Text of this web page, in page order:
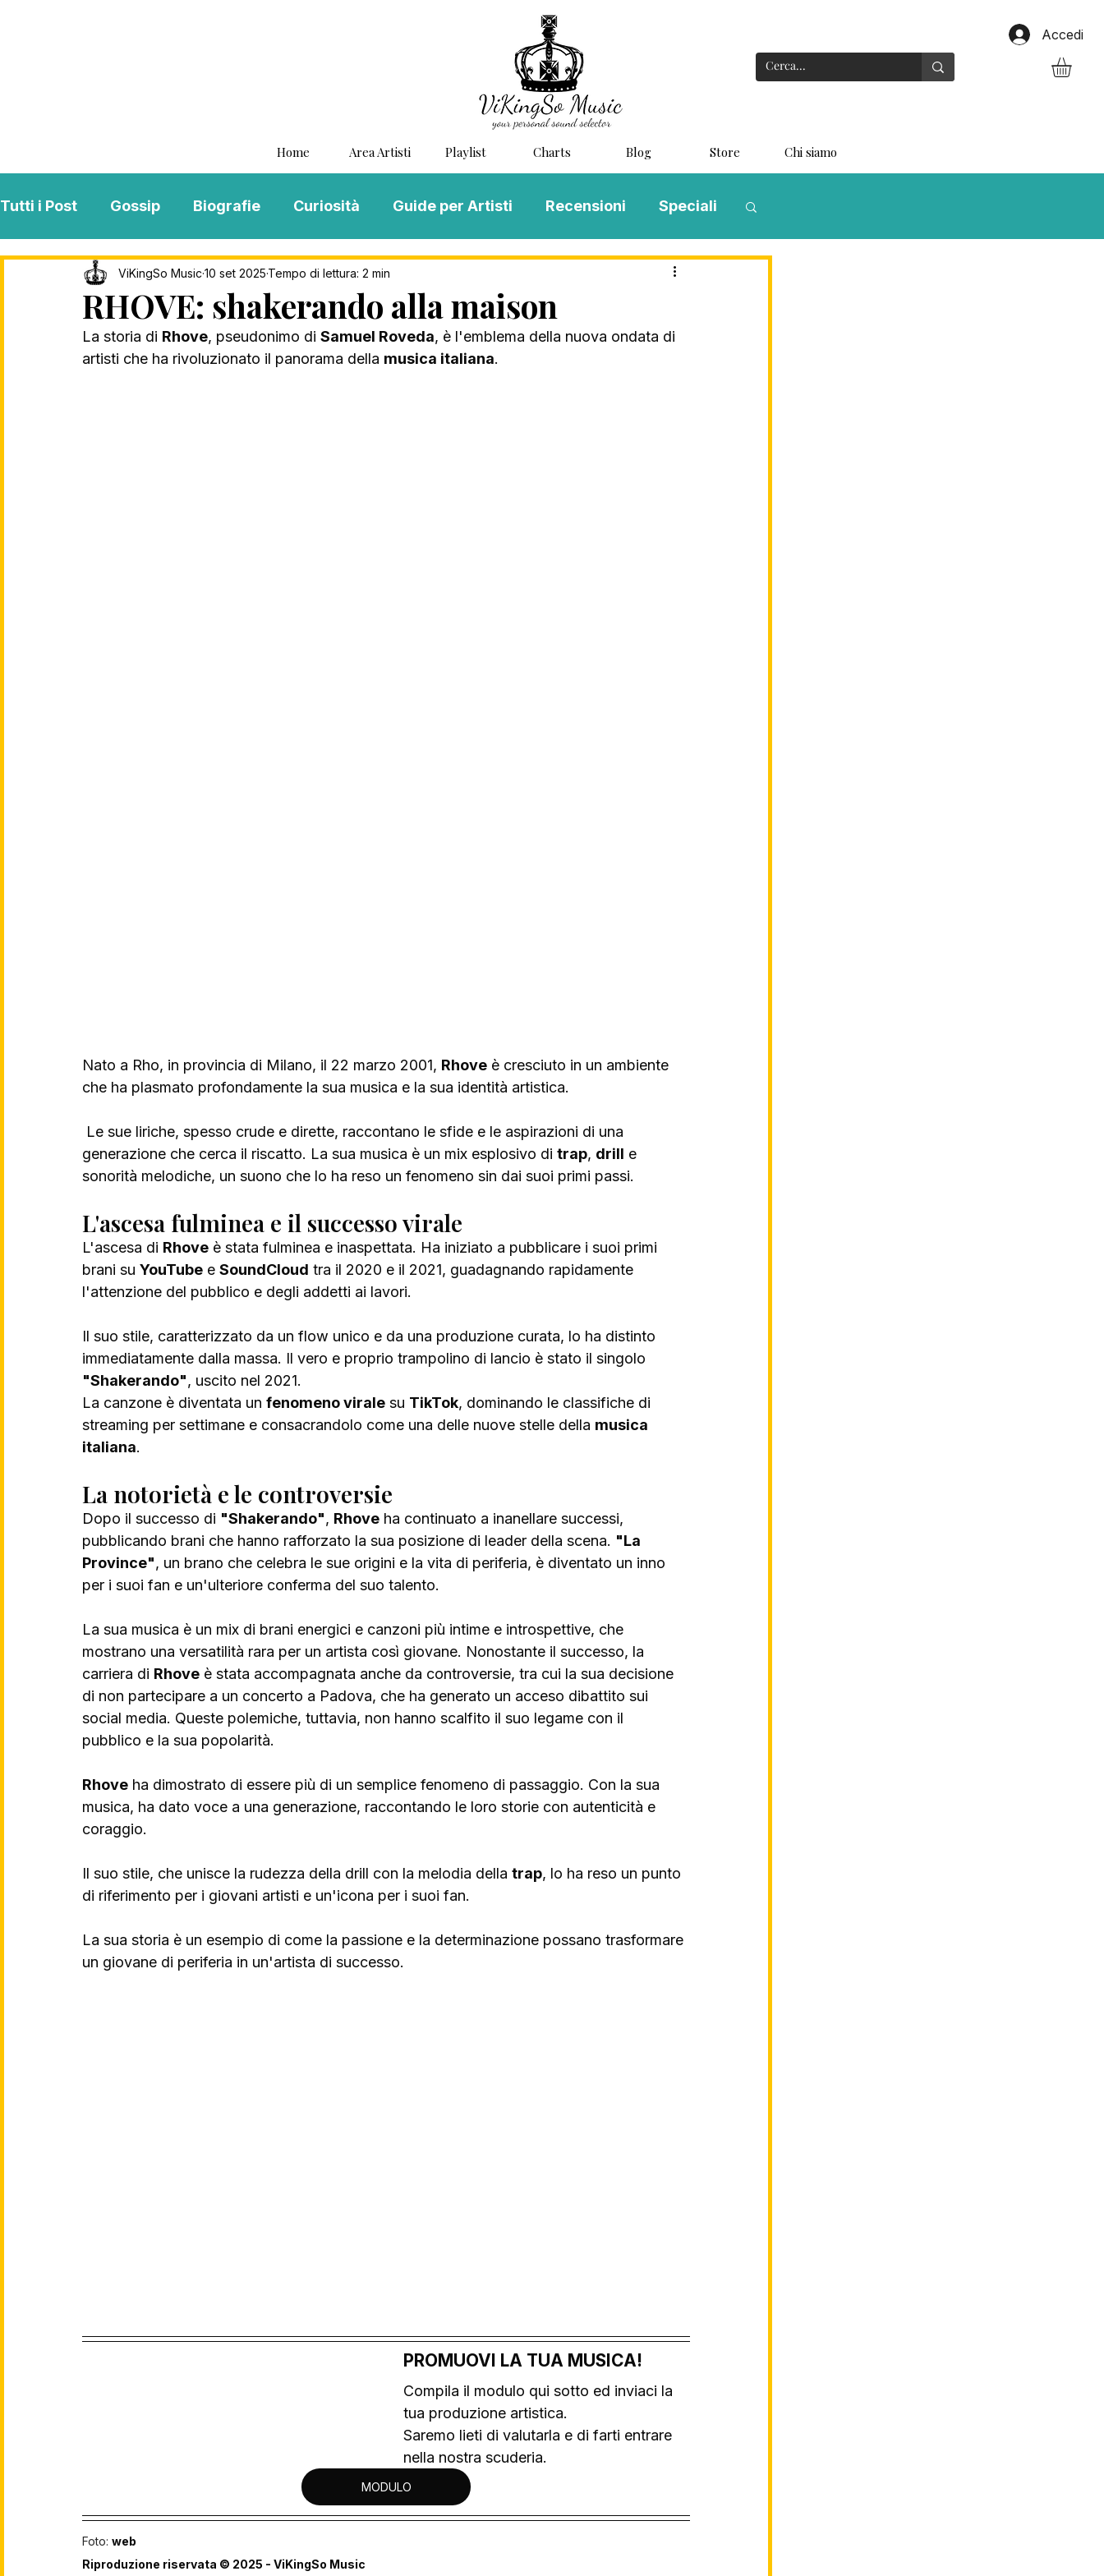
Accedi
Home Area Artisti Playlist Charts Blog Store Chi siamo
Tutti i Post Gossip Biografie Curiosità Guide per Artisti Recensioni Speciali
Interviste ViKingSo Music MENTAL BLOG MUSIC
Song Of The Week Charts Playlist
RHOVE: shakerando alla maison
ViKingSo Music 10 set 2025 Tempo di lettura: 2 min
La storia di Rhove, pseudonimo di Samuel Roveda, è l'emblema della nuova ondata di
artisti che ha rivoluzionato il panorama della musica italiana.
Nato a Rho, in provincia di Milano, il 22 marzo 2001, Rhove è cresciuto in un ambiente
che ha plasmato profondamente la sua musica e la sua identità artistica.
generazione che cerca il riscatto. La sua musica è un mix esplosivo di trap, drill e
sonorità melodiche, un suono che lo ha reso un fenomeno sin dai suoi primi passi.
L'ascesa fulminea e il successo virale
L'ascesa di Rhove è stata fulminea e inaspettata. Ha iniziato a pubblicare i suoi primi
brani su YouTube e SoundCloud tra il 2020 e il 2021, guadagnando rapidamente
l'attenzione del pubblico e degli addetti ai lavori.
Il suo stile, caratterizzato da un flow unico e da una produzione curata, lo ha distinto
immediatamente dalla massa. Il vero e proprio trampolino di lancio è stato il singolo
"Shakerando", uscito nel 2021.
La canzone è diventata un fenomeno virale su TikTok, dominando le classifiche di
streaming per settimane e consacrandolo come una delle nuove stelle della musica
italiana.
La notorietà e le controversie
Dopo il successo di "Shakerando", Rhove ha continuato a inanellare successi,
pubblicando brani che hanno rafforzato la sua posizione di leader della scena. "La
Province", un brano che celebra le sue origini e la vita di periferia, è diventato un inno
per i suoi fan e un'ulteriore conferma del suo talento.
La sua musica è un mix di brani energici e canzoni più intime e introspettive, che
mostrano una versatilità rara per un artista così giovane. Nonostante il successo, la
carriera di Rhove è stata accompagnata anche da controversie, tra cui la sua decisione
di non partecipare a un concerto a Padova, che ha generato un acceso dibattito sui
social media. Queste polemiche, tuttavia, non hanno scalfito il suo legame con il
pubblico e la sua popolarità.
Rhove ha dimostrato di essere più di un semplice fenomeno di passaggio. Con la sua
musica, ha dato voce a una generazione, raccontando le loro storie con autenticità e
coraggio.
Il suo stile, che unisce la rudezza della drill con la melodia della trap, lo ha reso un punto
di riferimento per i giovani artisti e un'icona per i suoi fan.
La sua storia è un esempio di come la passione e la determinazione possano trasformare
un giovane di periferia in un'artista di successo.
PROMUOVI LA TUA MUSICA!
Compila il modulo qui sotto ed inviaci la
tua produzione artistica.
Saremo lieti di valutarla e di farti entrare
nella nostra scuderia.
MODULO
Foto: web
Riproduzione riservata © 2025 - ViKingSo Music